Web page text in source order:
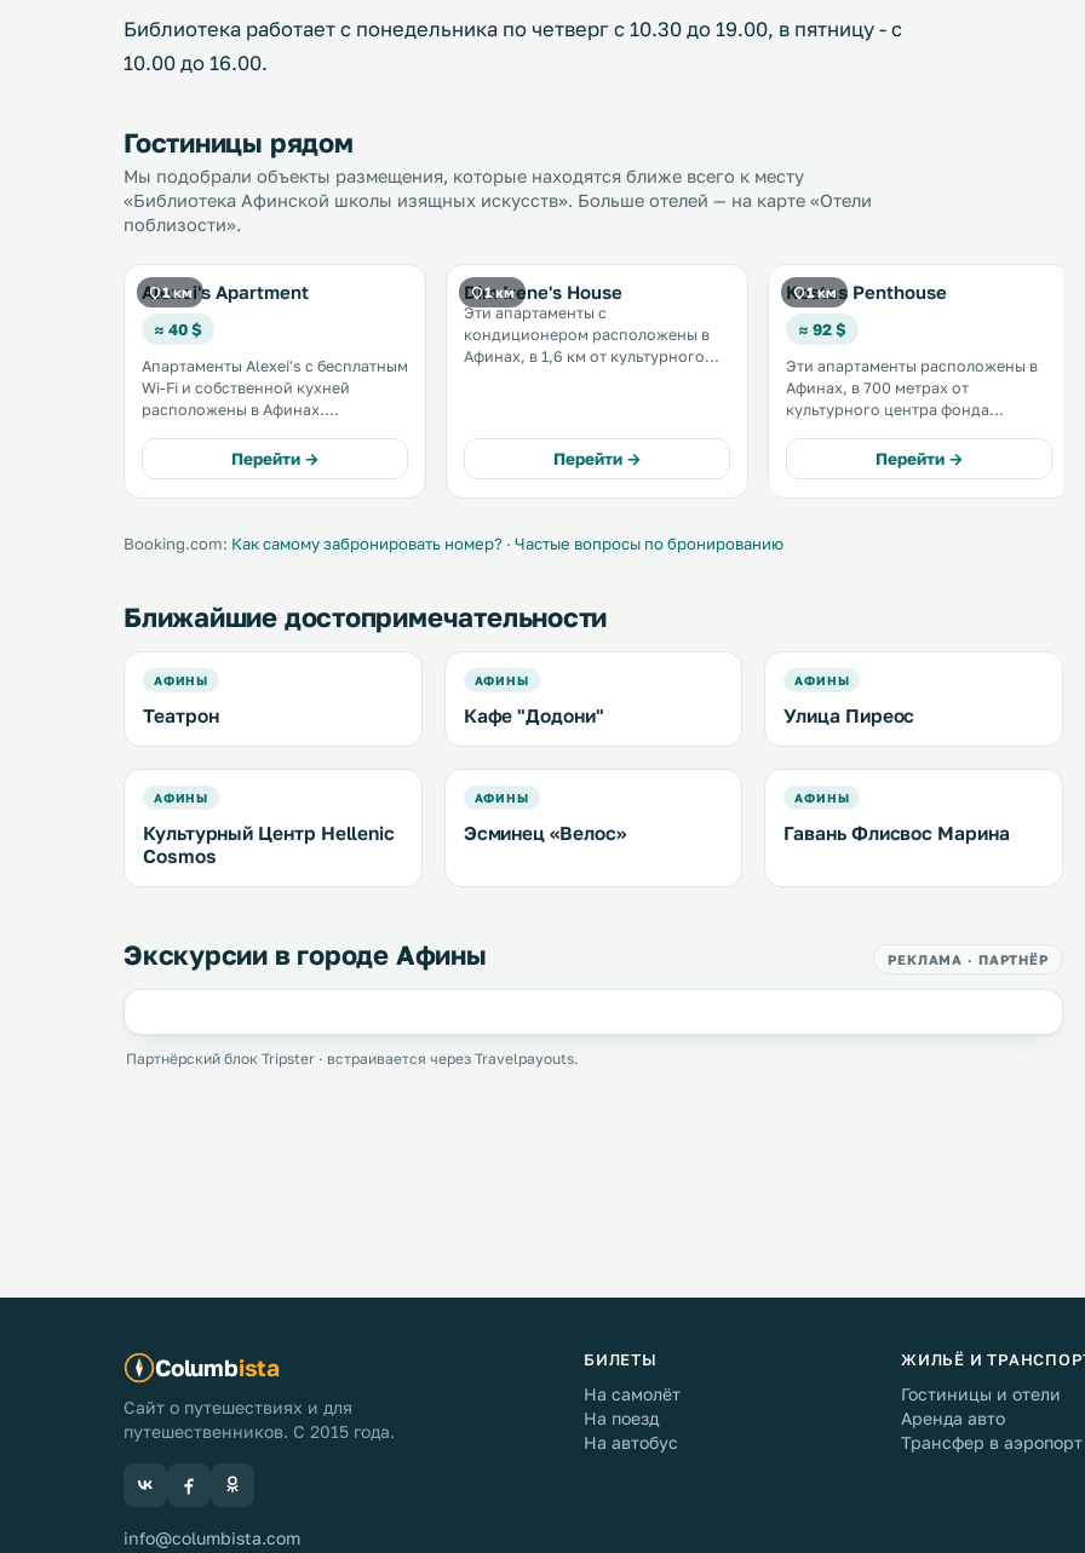
Библиотека работает с понедельника по четверг с 10.30 до 19.00, в пятницу - с
10.00 до 16.00.
Гостиницы рядом
Мы подобрали объекты размещения, которые находятся ближе всего к месту
«Библиотека Афинской школы изящных искусств». Больше отелей — на карте «Отели
поблизости».
1 км
Alexei's Apartment
≈ 40 $
Апартаменты Alexei's с бесплатным
Wi-Fi и собственной кухней
расположены в Афинах.
культурного центра фонда
Ставрос Ниаркоса. В
апартаментах обустроена мини-
варочной поверхностью. .
Перейти →
1 км
Dim Irene's House
Эти апартаменты с
кондиционером расположены в
Афинах, в 1,6 км от культурного
бесплатный Wi-Fi. .
Перейти →
1 км
Kostas Penthouse
≈ 92 $
Эти апартаменты расположены в
Афинах, в 700 метрах от
культурного центра фонда
пристани для яхт Флисвос. К
услугам гостей бесплатный Wi-Fi,
балкон и частная парковка. .
Перейти →
Booking.com: Как самому забронировать номер? · Частые вопросы по бронированию
Ближайшие достопримечательности
АФИНЫ
Театрон
АФИНЫ
Кафе "Додони"
АФИНЫ
Улица Пиреос
АФИНЫ
Культурный Центр Hellenic
Cosmos
АФИНЫ
Эсминец «Велос»
АФИНЫ
Гавань Флисвос Марина
Экскурсии в городе Афины РЕКЛАМА · ПАРТНЁР
Партнёрский блок Tripster · встраивается через Travelpayouts.
Columbista
Сайт о путешествиях и для
путешественников. С 2015 года.
info@columbista.com
БИЛЕТЫ
На самолёт
На поезд
На автобус
ЖИЛЬЁ И
Гостиницы и отели
Аренда авто
Трансфер в аэропорт